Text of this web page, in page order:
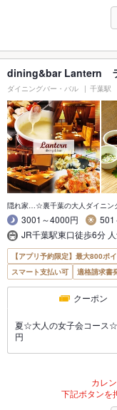
dining&bar Lantern
ダイニングバー・バル 千葉駅
隠れ家…☆裏千葉の大人ダイニン
3001～4000円
501
JR千葉駅東口徒歩6分
【アプリ予約限定】最大800ポ
スマート支払い可
適格請求書
クーポン
夏☆大人の女子会コース
円
カレ
下記ボタンを